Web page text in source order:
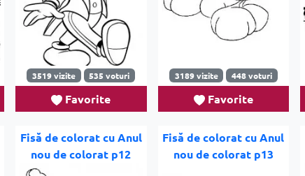
3519 vizite 535 voturi
Favorite
3189 vizite 448 voturi
Favorite
Fisă de colorat cu Anul
nou de colorat p12
Fisă de colorat cu Anul
nou de colorat p13